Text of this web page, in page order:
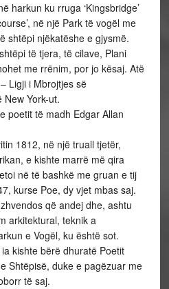
harkun ku rruga ‘Kingsbridge’
në një Park të vogël me
shtëpi njëkatëshe e gjysmë.
të tjera, të cilave, Plani
me rrënim, por jo kësaj. Atë
Ligji i Mbrojtjes së
York-ut.
poetit të madh Edgar Allan
1812, në një truall tjetër,
e kishte marrë më qira
në të bashkë me gruan e tij
kurse Poe, dy vjet mbas saj.
që andej dhe, ashtu
arkitektural, teknik a
e Vogël, ku është sot.
kishte bërë dhuratë Poetit
Shtëpisë, duke e pagëzuar me
të saj.